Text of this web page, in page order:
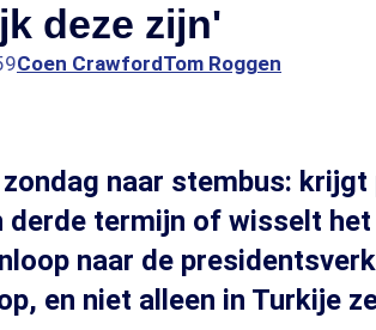
deze zijn'
Coen CrawfordTom Roggen
naar stembus: krijgt
derde termijn of wisselt
naar de
en niet alleen in Turkije